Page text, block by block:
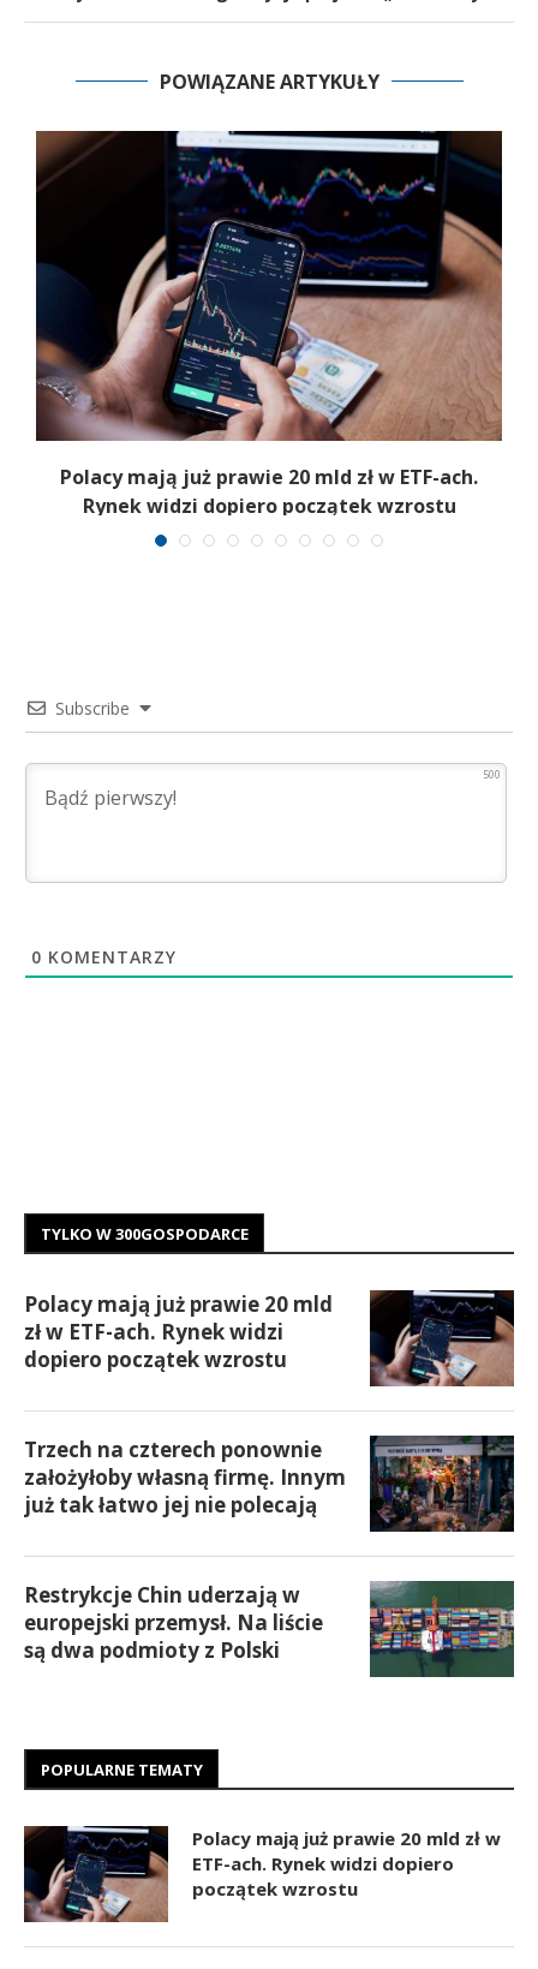
POWIĄZANE ARTYKUŁY
Polacy mają już prawie 20 mld zł w ETF-ach.
Rynek widzi dopiero początek wzrostu
Subscribe
500
0 KOMENTARZY
TYLKO W 300GOSPODARCE
Polacy mają już prawie 20 mld
zł w ETF-ach. Rynek widzi
dopiero początek wzrostu
Trzech na czterech ponownie
założyłoby własną firmę. Innym
już tak łatwo jej nie polecają
Restrykcje Chin uderzają w
europejski przemysł. Na liście
są dwa podmioty z Polski
POPULARNE TEMATY
Polacy mają już prawie 20 mld zł w
ETF-ach. Rynek widzi dopiero
początek wzrostu